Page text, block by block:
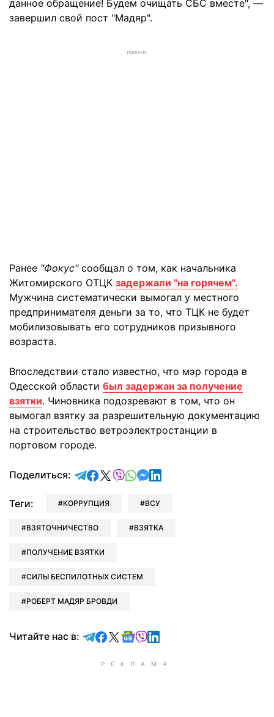
данное обращение! Будем очищать СБС вместе", —
завершил свой пост "Мадяр".
РЕКЛАМА
Ранее "Фокус"сообщал о том, как начальника
Житомирского ОТЦК задержали "на горячем".
Мужчина систематически вымогал у местного
предпринимателя деньги за то, что ТЦК не будет
мобилизовывать его сотрудников призывного
возраста.
Впоследствии стало известно, что мэр города в
Одесской области был задержан за получение
взятки. Чиновника подозревают в том, что он
вымогал взятку за разрешительную документацию
на строительство ветроэлектростанции в
портовом городе.
Поделиться: отправить в Telegram
поделиться в Facebook
поделиться в X
отправить в Viber
отправить в Whatsapp
отправить в Messenger
отправить в LinkedIn
Теги: КОРРУПЦИЯ ВСУ
ВЗЯТОЧНИЧЕСТВО ВЗЯТКА
ПОЛУЧЕНИЕ ВЗЯТКИ
СИЛЫ БЕСПИЛОТНЫХ СИСТЕМ
РОБЕРТ МАДЯР БРОВДИ
Читайте нас в: Читайте в Telegram
Читайте в Facebook
Читайте в X
Читайте в Google news
Читайте в Viber
Читайте в LinkedIn